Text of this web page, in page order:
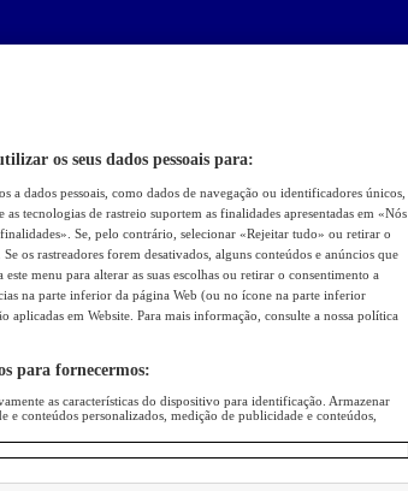
os seus dados pessoais para:
a dados pessoais, como dados de navegação ou identificadores únicos,
tecnologias de rastreio suportem as finalidades apresentadas em «Nós
Se, pelo contrário, selecionar «Rejeitar tudo» ou retirar o
os rastreadores forem desativados, alguns conteúdos e anúncios que
menu para alterar as suas escolhas ou retirar o consentimento a
na parte inferior da página Web (ou no ícone na parte inferior
aplicadas em Website. Para mais informação, consulte a nossa política
para fornecermos:
as características do dispositivo para identificação. Armazenar
conteúdos personalizados, medição de publicidade e conteúdos,